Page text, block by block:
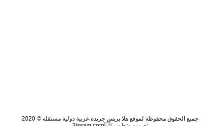
جميع الحقوق محفوظة لموقع هلا بريس جريدة عربية دولية مستقلة © 2020